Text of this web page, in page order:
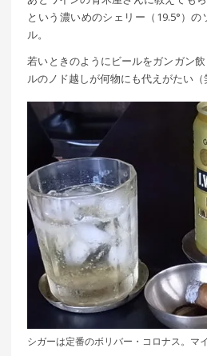
という濃いめのシェリー（19.5°）
ル。
若いときのようにビールをガンガン
ルのノド越しが何物にも代えがたい（
シガーは定番のボリバー・コロナス。マ